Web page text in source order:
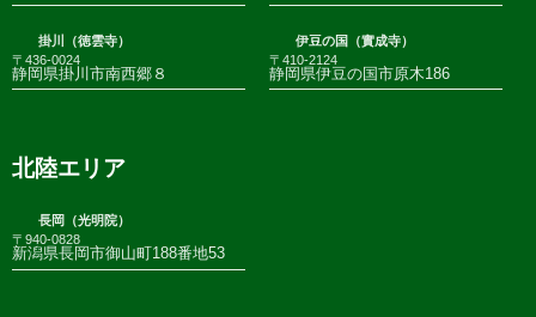
掛川（徳雲寺）
〒436-0024
静岡県掛川市南西郷８
伊豆の国（實成寺）
〒410-2124
静岡県伊豆の国市原木186
北陸エリア
長岡（光明院）
〒940-0828
新潟県長岡市御山町188番地53